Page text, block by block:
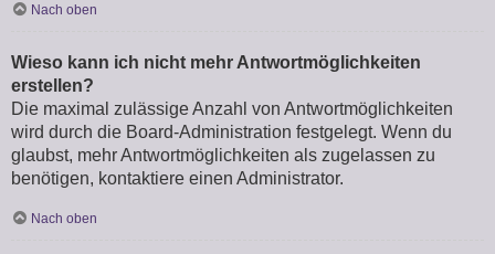
Nach oben
Wieso kann ich nicht mehr Antwortmöglichkeiten
erstellen?
Die maximal zulässige Anzahl von Antwortmöglichkeiten
wird durch die Board-Administration festgelegt. Wenn du
glaubst, mehr Antwortmöglichkeiten als zugelassen zu
benötigen, kontaktiere einen Administrator.
Nach oben